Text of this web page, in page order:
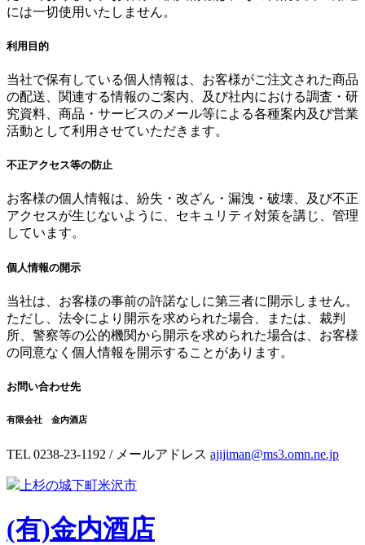
には一切使用いたしません。
利用目的
当社で保有している個人情報は、お客様がご注文された商品
の配送、関連する情報のご案内、及び社内における調査・研
究資料、商品・サービスのメール等による各種案内及び営業
活動として利用させていただきます。
不正アクセス等の防止
お客様の個人情報は、紛失・改ざん・漏洩・破壊、及び不正
アクセスが生じないように、セキュリティ対策を講じ、管理
しています。
個人情報の開示
当社は、お客様の事前の許諾なしに第三者に開示しません。
ただし、法令により開示を求められた場合、または、裁判
所、警察等の公的機関から開示を求められた場合は、お客様
の同意なく個人情報を開示することがあります。
お問い合わせ先
有限会社 金内酒店
TEL 0238-23-1192 / メールアドレス ajijiman@ms3.omn.ne.jp
上杉の城下町米沢市
(有)金内酒店